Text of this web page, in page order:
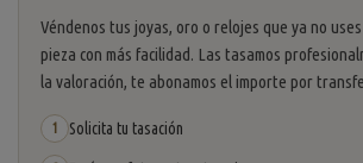
Véndenos tus joyas, oro o relojes que ya no
pieza con más facilidad. Las tasamos
la valoración, te abonamos el importe por
1 Solicita tu tasación